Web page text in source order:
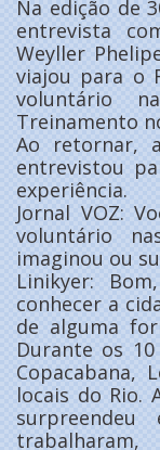
Na edição de
entrevista
Weyller
viajou para o
voluntário
Treinamento
Ao retornar,
entrevistou
experiência.
Jornal VOZ:
voluntário
imaginou ou
Linikyer:
conhecer a
de alguma
Durante os
Copacabana,
locais do Rio.